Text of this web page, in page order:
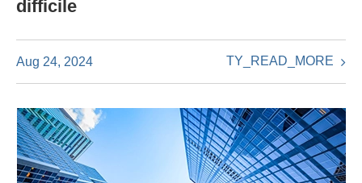
difficile
Aug 24, 2024 TY_READ_MORE